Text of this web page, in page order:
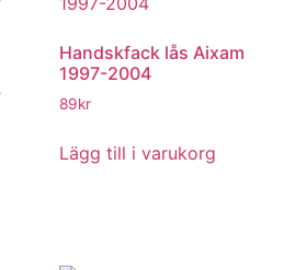
Handskfack lås Aixam
1997-2004
89kr
Lägg till i varukorg